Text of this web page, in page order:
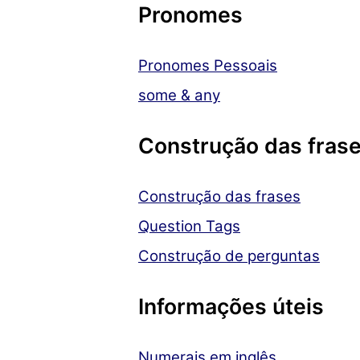
Pronomes
Pronomes Pessoais
some & any
Construção das
Construção das frases
Question Tags
Construção de perguntas
Informações úteis